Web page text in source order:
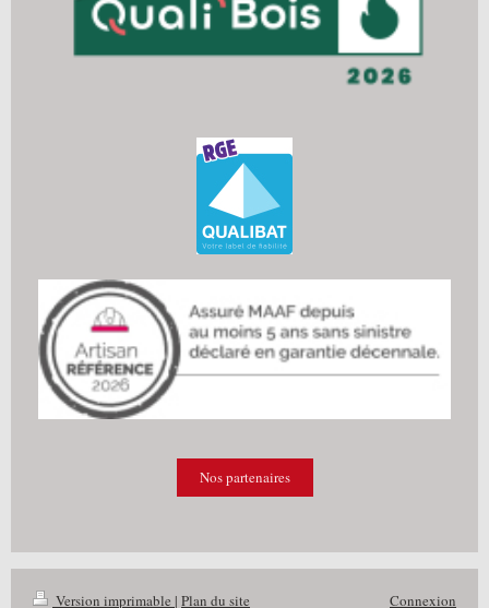
Nos partenaires
Version imprimable | Plan du site Connexion